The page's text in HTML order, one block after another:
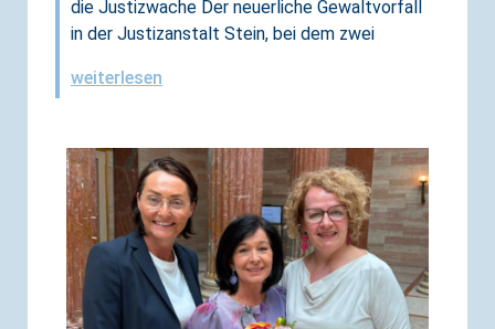
die Justizwache Der neuerliche Gewaltvorfall
in der Justizanstalt Stein, bei dem zwei
weiterlesen